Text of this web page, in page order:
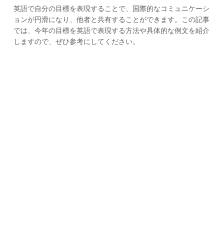
英語で自分の目標を表現することで、国際的なコミュニケーシ
ョンが円滑になり、他者と共有することができます。この記事
では、今年の目標を英語で表現する方法や具体的な例文を紹介
しますので、ぜひ参考にしてください。